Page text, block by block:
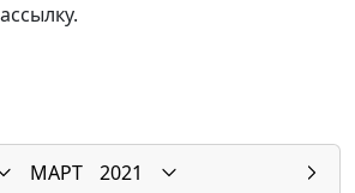
МАРТ
2021